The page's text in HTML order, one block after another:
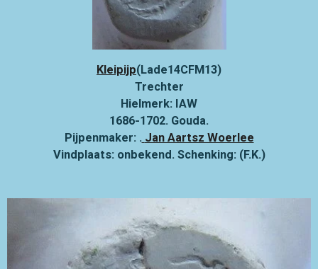
Kleipijp(Lade14CFM13)
Trechter
Hielmerk: IAW
1686-1702. Gouda.
Pijpenmaker: . Jan Aartsz Woerlee
Vindplaats: onbekend. Schenking: (F.K.)